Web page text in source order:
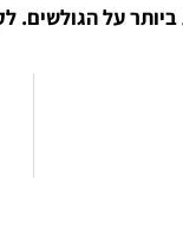
על הגולשים.